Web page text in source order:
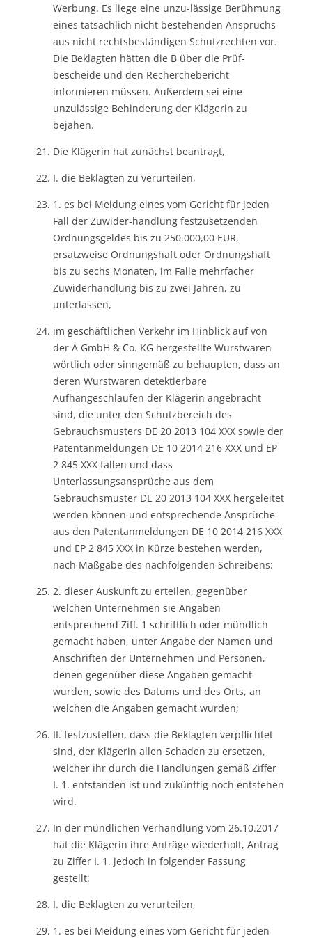
Werbung. Es liege eine unzu-lässige Berühmung
eines tatsächlich nicht bestehenden Anspruchs
aus nicht rechtsbeständigen Schutzrechten vor.
Die Beklagten hätten die B über die Prüf-
bescheide und den Recherchebericht
informieren müssen. Außerdem sei eine
unzulässige Behinderung der Klägerin zu
bejahen.
Die Klägerin hat zunächst beantragt,
I. die Beklagten zu verurteilen,
1. es bei Meidung eines vom Gericht für jeden
Fall der Zuwider-handlung festzusetzenden
Ordnungsgeldes bis zu 250.000,00 EUR,
ersatzweise Ordnungshaft oder Ordnungshaft
bis zu sechs Monaten, im Falle mehrfacher
Zuwiderhandlung bis zu zwei Jahren, zu
unterlassen,
im geschäftlichen Verkehr im Hinblick auf von
der A GmbH & Co. KG hergestellte Wurstwaren
wörtlich oder sinngemäß zu behaupten, dass an
deren Wurstwaren detektierbare
Aufhängeschlaufen der Klägerin angebracht
sind, die unter den Schutzbereich des
Gebrauchsmusters DE 20 2013 104 XXX sowie der
Patentanmeldungen DE 10 2014 216 XXX und EP
2 845 XXX fallen und dass
Unterlassungsansprüche aus dem
Gebrauchsmuster DE 20 2013 104 XXX hergeleitet
werden können und entsprechende Ansprüche
aus den Patentanmeldungen DE 10 2014 216 XXX
und EP 2 845 XXX in Kürze bestehen werden,
nach Maßgabe des nachfolgenden Schreibens:
2. dieser Auskunft zu erteilen, gegenüber
welchen Unternehmen sie Angaben
entsprechend Ziff. 1 schriftlich oder mündlich
gemacht haben, unter Angabe der Namen und
Anschriften der Unternehmen und Personen,
denen gegenüber diese Angaben gemacht
wurden, sowie des Datums und des Orts, an
welchen die Angaben gemacht wurden;
II. festzustellen, dass die Beklagten verpflichtet
sind, der Klägerin allen Schaden zu ersetzen,
welcher ihr durch die Handlungen gemäß Ziffer
I. 1. entstanden ist und zukünftig noch entstehen
wird.
In der mündlichen Verhandlung vom 26.10.2017
hat die Klägerin ihre Anträge wiederholt, Antrag
zu Ziffer I. 1. jedoch in folgender Fassung
gestellt:
I. die Beklagten zu verurteilen,
1. es bei Meidung eines vom Gericht für jeden